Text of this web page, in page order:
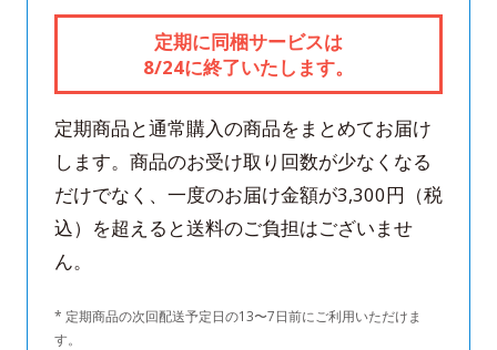
定期に同梱サービスは
8/24に終了いたします。
定期商品と通常購入の商品をまとめてお届け
します。商品のお受け取り回数が少なくなる
だけでなく、一度のお届け金額が3,300円（税
込）を超えると送料のご負担はございませ
ん。
* 定期商品の次回配送予定日の13〜7日前にご利用いただけま
す。